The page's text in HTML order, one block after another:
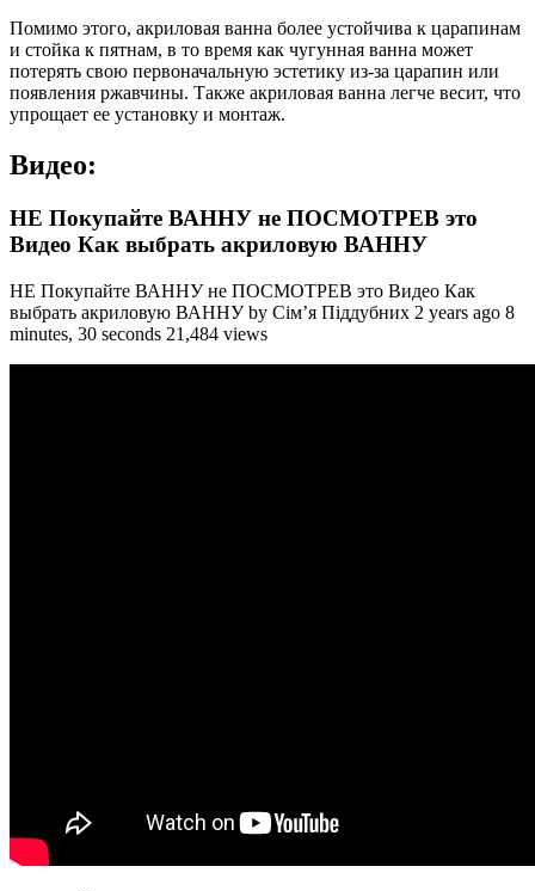
Помимо этого, акриловая ванна более устойчива к царапинам
и стойка к пятнам, в то время как чугунная ванна может
потерять свою первоначальную эстетику из-за царапин или
появления ржавчины. Также акриловая ванна легче весит, что
упрощает ее установку и монтаж.
Видео:
НЕ Покупайте ВАННУ не ПОСМОТРЕВ это
Видео Как выбрать акриловую ВАННУ
НЕ Покупайте ВАННУ не ПОСМОТРЕВ это Видео Как
выбрать акриловую ВАННУ by Сім’я Піддубних 2 years ago 8
minutes, 30 seconds 21,484 views